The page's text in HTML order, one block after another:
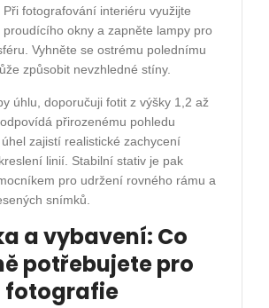
fotografování interiéru využijte
okny a zapněte lampy pro
Vyhněte se ostrému polednímu
způsobit nevzhledné stíny.
úhlu, doporučuji fotit z výšky 1,2 až
přirozenému pohledu
zajistí realistické zachycení
linií. Stabilní stativ je pak
pro udržení rovného rámu a
snímků.
a vybavení: Co
potřebujete pro
fotografie